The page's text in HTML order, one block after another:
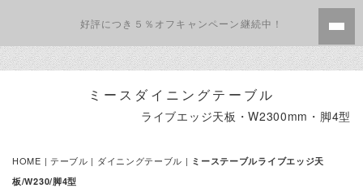
好評につき５％オフキャンペーン継続中！
ミースダイニングテーブル
ライブエッジ天板・W2300mm・脚4型
HOME | テーブル | ダイニングテーブル | ミーステーブルライブエッジ天
板/W230/脚4型